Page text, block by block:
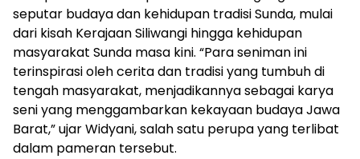
seputar budaya dan kehidupan tradisi Sunda, mulai
dari kisah Kerajaan Siliwangi hingga kehidupan
masyarakat Sunda masa kini. “Para seniman ini
terinspirasi oleh cerita dan tradisi yang tumbuh di
tengah masyarakat, menjadikannya sebagai karya
seni yang menggambarkan kekayaan budaya Jawa
Barat,” ujar Widyani, salah satu perupa yang terlibat
dalam pameran tersebut.